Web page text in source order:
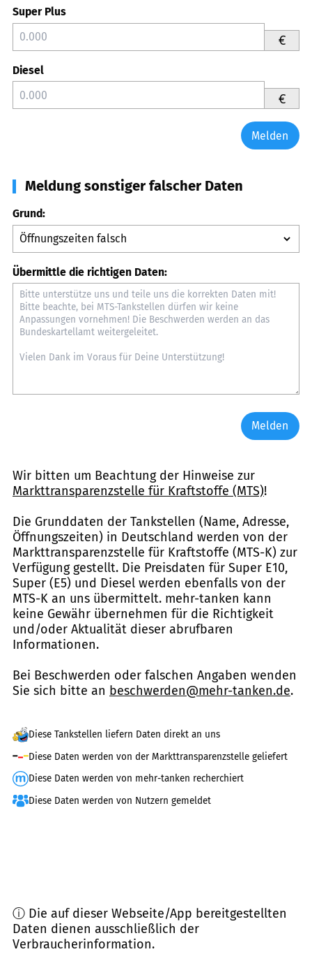
Super Plus
€
Diesel
€
Melden
Meldung sonstiger falscher Daten
Grund:
Übermittle die richtigen Daten:
Melden
Wir bitten um Beachtung der Hinweise zur
Markttransparenzstelle für Kraftstoffe (MTS)!
Die Grunddaten der Tankstellen (Name, Adresse,
Öffnungszeiten) in Deutschland werden von der
Markttransparenzstelle für Kraftstoffe (MTS-K) zur
Verfügung gestellt. Die Preisdaten für Super E10,
Super (E5) und Diesel werden ebenfalls von der
MTS-K an uns übermittelt. mehr-tanken kann
keine Gewähr übernehmen für die Richtigkeit
und/oder Aktualität dieser abrufbaren
Informationen.
Bei Beschwerden oder falschen Angaben wenden
Sie sich bitte an beschwerden@mehr-tanken.de.
Diese Tankstellen liefern Daten direkt an uns
Diese Daten werden von der Markttransparenzstelle geliefert
Diese Daten werden von mehr-tanken recherchiert
Diese Daten werden von Nutzern gemeldet
ⓘ Die auf dieser Webseite/App bereitgestellten
Daten dienen ausschließlich der
Verbraucherinformation.